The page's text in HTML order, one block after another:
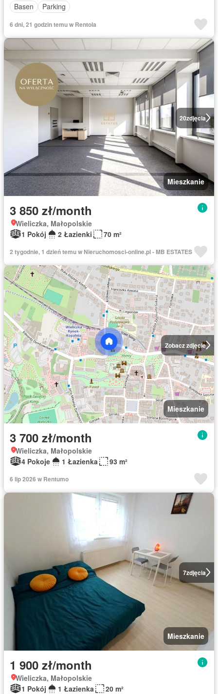
Basen
Parking
6 dni, 21 godzin temu w Rentola
20zdjęcia
Mieszkanie
3 850 zł/month
Wieliczka, Małopolskie
1 Pokój
2 Łazienki 70 m²
2 tygodnie, 1 dzień temu w Nieruchomosci-online.pl - MB ESTATES
Zobacz zdjęcie
Mieszkanie
3 700 zł/month
Wieliczka, Małopolskie
4 Pokoje
1 Łazienka 93 m²
6 lip 2026 w Rentumo
7zdjęcia
Mieszkanie
1 900 zł/month
Wieliczka, Małopolskie
1 Pokój
1 Łazienka
20 m²